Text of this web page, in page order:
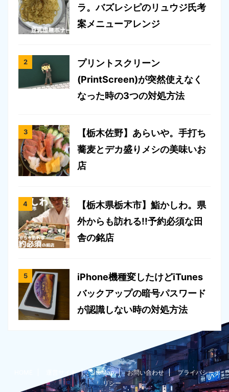
ラ。バズレシピのリュウジ氏考
案メニューアレンジ
プリントスクリーン
(PrintScreen)が突然使えなく
なった時の3つの対処方法
【栃木佐野】あらいや。手打ち
蕎麦とデカ盛りメシの美味いお
店
【栃木県栃木市】鮨かしわ。県
外からも訪れる!!予約必須な田
舎の銘店
iPhone機種変したけどiTunes
バックアップの暗号パスワード
が認識しない時の対処方法
運営サイト SiteMap お問い合わせ
プライバシーポ
リシー